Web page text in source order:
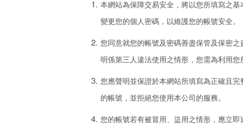
本網站為保障交易安全，將以您所填寫之
變更您的個人密碼，以維護您的帳號安全。
您同意就您的帳號及密碼善盡保管及保密
明係第三人違法使用之情形，您需為利用
您應聲明並保證於本網站所填寫為正確且
的帳號，並拒絕您使用本公司的服務。
您的帳號若有被冒用、盜用之情形，應立